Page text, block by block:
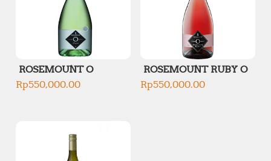
ROSEMOUNT O
Rp550,000.00
ROSEMOUNT RUBY O
Rp550,000.00